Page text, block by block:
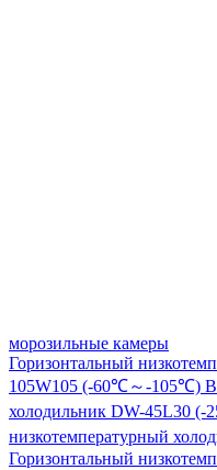
морозильные камеры
Горизонтальный
105W105 (-60℃～-105℃)
холодильник DW-45L30
низкотемпературный
Горизонтальный